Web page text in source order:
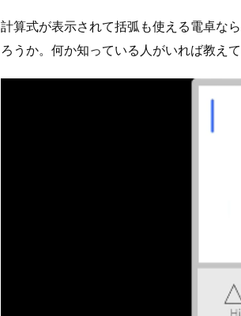
計算式が表示されて括弧も使える電卓な
ろうか。何か知っている人がいれば教え